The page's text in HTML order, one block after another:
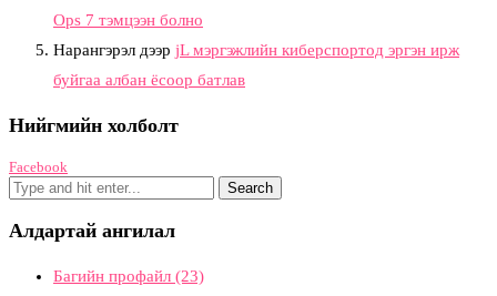
Ops 7 тэмцээн болно
Нарангэрэл дээр jL мэргэжлийн киберспортод эргэн ирж
буйгаа албан ёсоор батлав
Нийгмийн холболт
Facebook
Алдартай ангилал
Багийн профайл (23)